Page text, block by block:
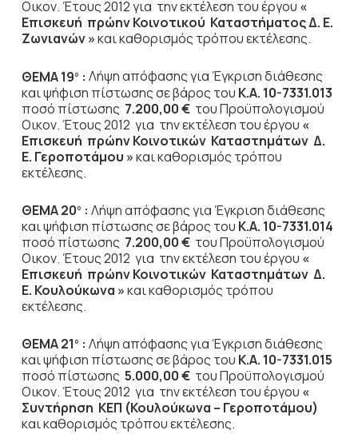
Οικον. Έτους 2012για την εκτέλεση του έργου «
Επισκευή πρώην Κοινοτικού Καταστήματος Δ. Ε.
Ζωνιανών »και καθορισμός τρόπου εκτέλεσης.
ΘΕΜΑ 19ο : Λήψη απόφασης για Έγκριση διάθεσης
και ψήφιση πίστωσης σε βάρος του Κ.Α. 10-7331.013
ποσό πίστωσης 7.200,00 €του Προϋπολογισμού
Οικον. Έτους 2012 για την εκτέλεση του έργου «
Επισκευή πρώην Κοινοτικών Καταστημάτων Δ.
Ε. Γεροποτάμου »και καθορισμός τρόπου
εκτέλεσης.
ΘΕΜΑ 20ο : Λήψη απόφασης για Έγκριση διάθεσης
και ψήφιση πίστωσης σε βάρος του Κ.Α. 10-7331.014
ποσό πίστωσης 7.200,00 €του Προϋπολογισμού
Οικον. Έτους 2012 για την εκτέλεση του έργου «
Επισκευή πρώην Κοινοτικών Καταστημάτων Δ.
Ε. Κουλούκωνα »και καθορισμός τρόπου
εκτέλεσης.
ΘΕΜΑ 21 ο : Λήψη απόφασης για Έγκριση διάθεσης
και ψήφιση πίστωσης σε βάρος του Κ.Α. 10-7331.015
ποσό πίστωσης 5.000,00 €του Προϋπολογισμού
Οικον. Έτους 2012 για την εκτέλεση του έργου «
Συντήρηση ΚΕΠ (Κουλούκωνα – Γεροποτάμου)
και καθορισμός τρόπου εκτέλεσης.